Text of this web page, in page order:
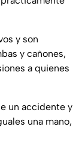
y son
y cañones,
a quienes
un accidente y
una mano,